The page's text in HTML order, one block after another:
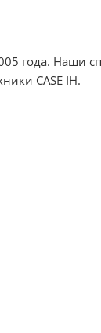
года. Наши
CASE IH.